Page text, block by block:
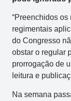
“Preenchidos
regimentais
do Congresso
obstar o regular
prorrogação de
leitura e
Na semana